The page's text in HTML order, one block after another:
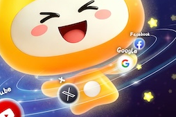
支持[0] 反对[0]